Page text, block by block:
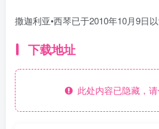
撒迦利亚•西琴已于2010年10月9日
下载地址
此处内容已隐藏，请